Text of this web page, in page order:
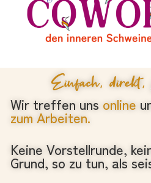
Einfach, direkt,
Wir treffen uns online
zum Arbeiten.
Keine Vorstellrunde,
Grund, so zu tun, als